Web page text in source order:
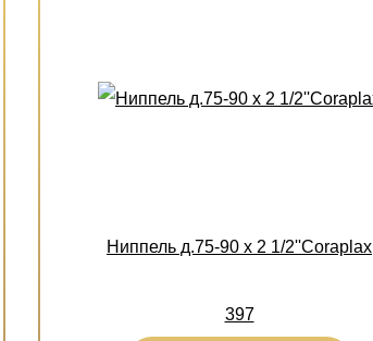
Ниппель д.75-90 х 2 1/2''Coraplax
397